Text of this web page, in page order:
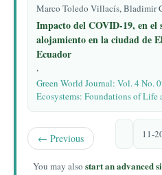
Marco Toledo Villacís, Bladimir
Impacto del COVID-19, en el
alojamiento en la ciudad de
Ecuador
,
Green World Journal: Vol. 4 No.
Ecosystems: Foundations of
← Previous 11-
You may also start an advanced